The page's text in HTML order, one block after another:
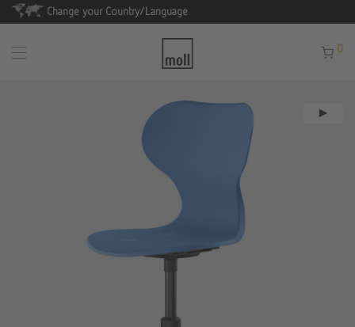
Change your Country/Language
0